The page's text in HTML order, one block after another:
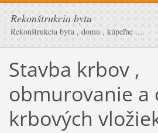
Rekonštrukcia bytu
Rekonštrukcia bytu , domu , kúpeľne ....
Stavba krbov ,
obmurovanie a
krbových